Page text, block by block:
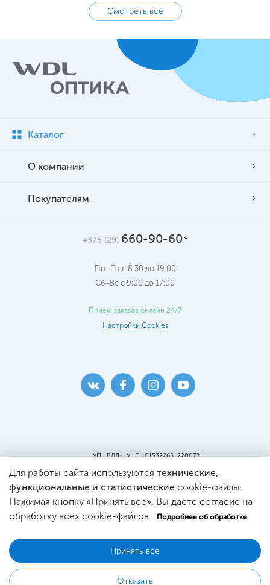
Смотреть все
Каталог
О компании
Покупателям
+375 (29) 660-90-60
Пн–Пт с 8:30 до 19:00
Сб–Вс c 9:00 до 17:00
Прием заказов онлайн 24/7
Настройки Cookies
УП «ВДЛ», УНП 101532265, 220073
Пункт самовывоза:
г. Минск, ул. Кальварийская, 25, пом. 220
Минским Горисполкомом.
Регистрация в Торговом реестре
№444353 от 21.03.2019г.
Для работы сайта используются технические,
функциональные и статистические cookie-файлы.
Нажимая кнопку «Принять все», Вы даете согласие на
обработку всех cookie-файлов.
Подробнее об обработке
Принять все
Отказать